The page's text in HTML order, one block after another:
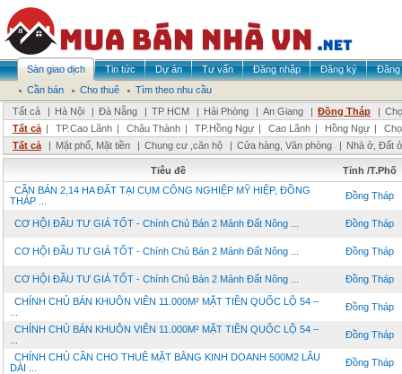
Sàn giao dịch Tin tức Dự án Tư vấn Đăng nhập Đăng ký
Đăng
Cần bán
Cho thuê
Tìm theo nhu cầu
Tất cả
| Hà Nội | Đà Nẵng | TP HCM | Hải Phòng | An Giang | Đồng Tháp |
Tất cả | TP.Cao Lãnh | Châu Thành | TP.Hồng Ngự | Cao Lãnh | Hồng Ngự |
Tất cả
| Mặt phố, Mặt tiền | Chung cư ,căn hộ | Cửa hàng, Văn phòng | Nhà ở, Đất ở
Tiêu đề
Tỉnh /T.Phố
CẦN BÁN 2,14 HA ĐẤT TẠI CỤM CÔNG NGHIỆP MỸ HIỆP, ĐỒNG
THÁP ...
Đồng Tháp
CƠ HỘI ĐẦU TƯ GIÁ TỐT - Chính Chủ Bán 2 Mảnh Đất Nông ... Đồng Tháp
CƠ HỘI ĐẦU TƯ GIÁ TỐT - Chính Chủ Bán 2 Mảnh Đất Nông ... Đồng Tháp
CƠ HỘI ĐẦU TƯ GIÁ TỐT - Chính Chủ Bán 2 Mảnh Đất Nông ... Đồng Tháp
CHÍNH CHỦ BÁN KHUÔN VIÊN 11.000M² MẶT TIỀN QUỐC LỘ 54 –
Đồng Tháp
CHÍNH CHỦ BÁN KHUÔN VIÊN 11.000M² MẶT TIỀN QUỐC LỘ 54 –
Đồng Tháp
CHÍNH CHỦ CẦN CHO THUÊ MẶT BẰNG KINH DOANH 500M2 LÂU
DÀI ...
Đồng Tháp